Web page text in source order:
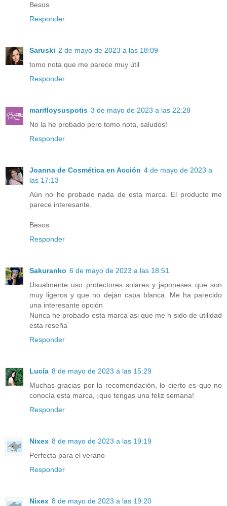
Besos
Responder
Saruski 2 de mayo de 2023 a las 18:09
tomo nota que me parece muy útil
Responder
marifloysuspotis 3 de mayo de 2023 a las 22:28
No la he probado pero tomo nota, saludos!
Responder
Joanna de Cosmética en Acción 4 de mayo de 2023 a
las 17:13
Aún no he probado nada de esta marca. El producto me
parece interesante.
Besos
Responder
Sakuranko 6 de mayo de 2023 a las 18:51
Usualmente uso protectores solares y japoneses que son
muy ligeros y que no dejan capa blanca. Me ha parecido
una interesante opción
Nunca he probado esta marca asi que me h sido de utilidad
esta reseña
Responder
Lucía 8 de mayo de 2023 a las 15:29
Muchas gracias por la recomendación, lo cierto es que no
conocía esta marca, ¡que tengas una feliz semana!
Responder
Nixex 8 de mayo de 2023 a las 19:19
Perfecta para el verano
Responder
Nixex 8 de mayo de 2023 a las 19:20